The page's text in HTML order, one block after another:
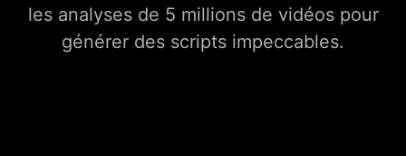
les analyses de 5 millions de vidéos pour
générer des scripts impeccables.